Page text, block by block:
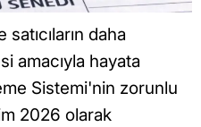
satıcıların daha
amacıyla hayata
Sistemi'nin zorunlu
2026 olarak